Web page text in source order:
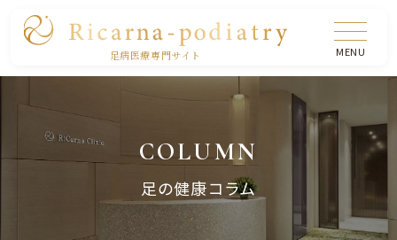
足病医療専門サイト
COLUMN
足の健康コラム